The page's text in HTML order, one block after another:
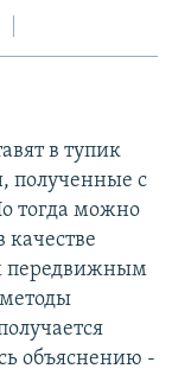
в тупик
полученные с
тогда можно
качестве
передвижным
объяснению -